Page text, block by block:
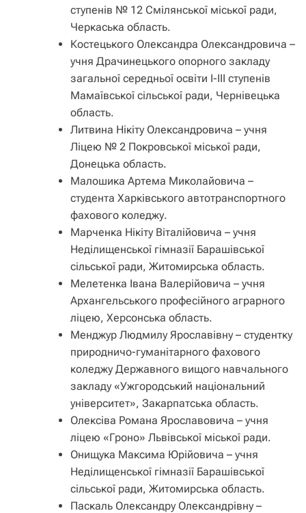
ступенів № 12 Смілянської міської ради,
Черкаська область.
Костецького Олександра Олександровича –
учня Драчинецького опорного закладу
загальної середньої освіти І-ІІІ ступенів
Мамаївської сільської ради, Чернівецька
область.
Литвина Нікіту Олександровича – учня
Ліцею № 2 Покровської міської ради,
Донецька область.
Малошика Артема Миколайовича –
студента Харківського автотранспортного
фахового коледжу.
Марченка Нікіту Віталійовича – учня
Неділищенської гімназії Барашівської
сільської ради, Житомирська область.
Мелетенка Івана Валерійовича – учня
Архангельського професійного аграрного
ліцею, Херсонська область.
Менджур Людмилу Ярославівну – студентку
природничо-гуманітарного фахового
коледжу Державного вищого навчального
закладу «Ужгородський національний
університет», Закарпатська область.
Олексіва Романа Ярославовича – учня
ліцею «Гроно» Львівської міської ради.
Онищука Максима Юрійовича – учня
Неділищенської гімназії Барашівської
сільської ради, Житомирська область.
Паскаль Олександру Олександрівну –